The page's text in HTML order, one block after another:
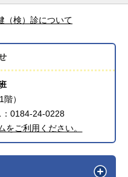
検）診について
）
0184-24-0228
をご利用ください。